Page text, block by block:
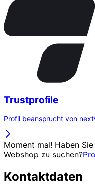
Trustprofile
Profil beansprucht von
Moment mal! Haben
Webshop zu suchen?
Kontaktdaten